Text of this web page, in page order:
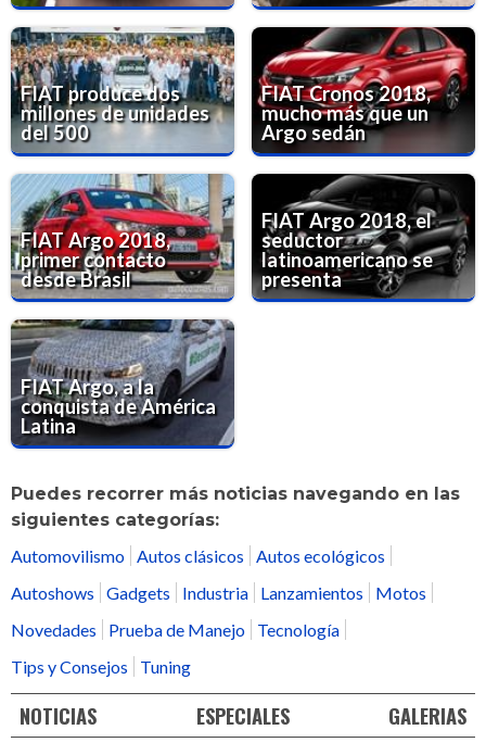
FIAT produce dos
millones de unidades
del 500
FIAT Cronos 2018,
mucho más que un
Argo sedán
FIAT Argo 2018,
primer contacto
desde Brasil
FIAT Argo 2018, el
seductor
latinoamericano se
presenta
FIAT Argo, a la
conquista de América
Latina
Puedes recorrer más noticias navegando en las
siguientes categorías:
Automovilismo Autos clásicos
Autos ecológicos
Autoshows
Gadgets Industria Lanzamientos
Motos
Novedades
Prueba de Manejo
Tecnología
Tips y Consejos
Tuning
NOTICIAS ESPECIALES GALERIAS